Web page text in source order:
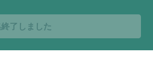
了しました